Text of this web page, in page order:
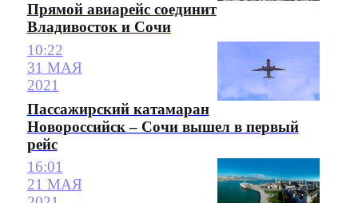
Прямой авиарейс соединит
Владивосток и Сочи
10:22
31 МАЯ
2021
Пассажирский катамаран
Новороссийск – Сочи вышел в первый
рейс
16:01
21 МАЯ